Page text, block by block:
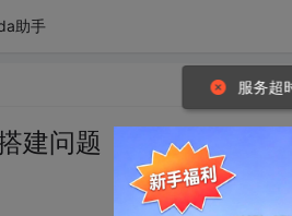
助手
建问题
服务超